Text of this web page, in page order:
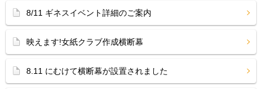
8/11 ギネスイベント詳細のご案内
映えます!女紙クラブ作成横断幕
8.11 にむけて横断幕が設置されました